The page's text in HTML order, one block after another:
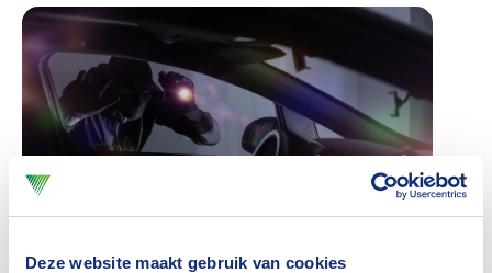
Deze website maakt gebruik van cookies